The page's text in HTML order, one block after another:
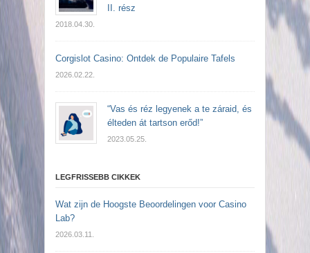
II. rész
2018.04.30.
Corgislot Casino: Ontdek de Populaire Tafels
2026.02.22.
“Vas és réz legyenek a te záraid, és
élteden át tartson erőd!”
2023.05.25.
LEGFRISSEBB CIKKEK
Wat zijn de Hoogste Beoordelingen voor Casino
Lab?
2026.03.11.